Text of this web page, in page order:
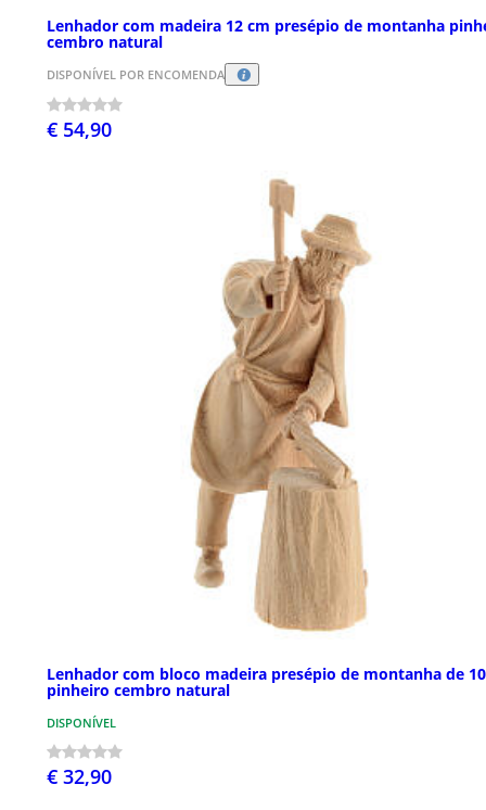
Lenhador com madeira 12 cm presépio de montanha
cembro natural
DISPONÍVEL POR ENCOMENDA
€ 54,90
Lenhador com bloco madeira presépio de montanha de
pinheiro cembro natural
DISPONÍVEL
€ 32,90